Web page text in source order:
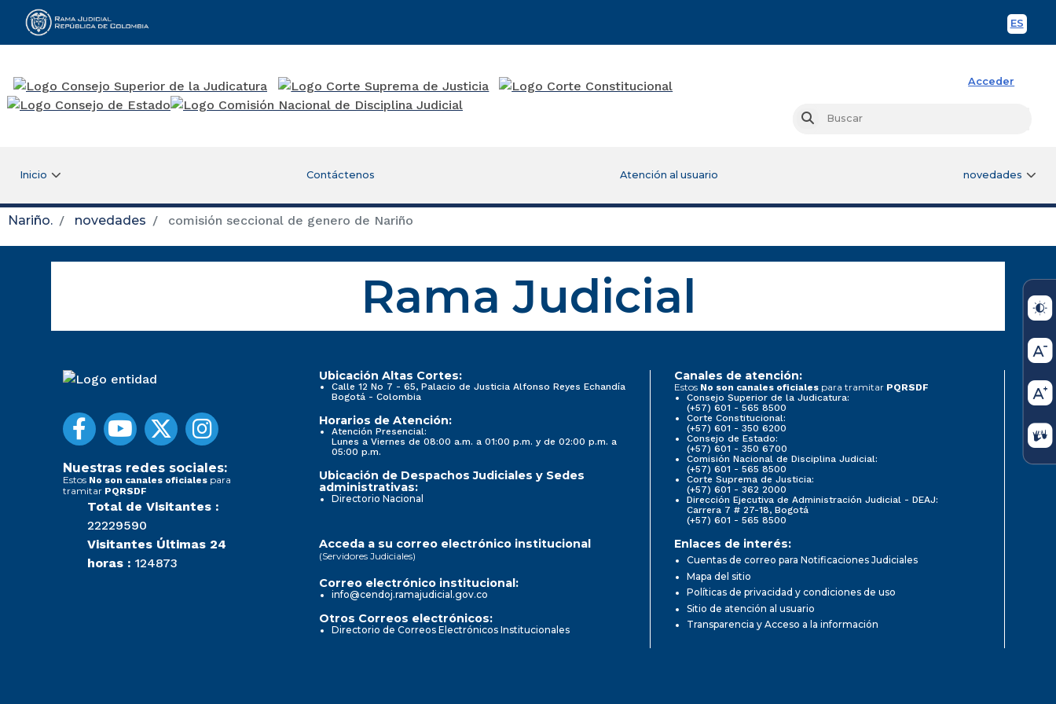
ES
Rama Judicial
Acceder
Buscar
Inicio Contáctenos Atención al usuario novedades
Nariño. novedades comisión seccional de genero de Nariño
Rama Judicial
Nuestras redes sociales:
Estos No son canales oficiales para
tramitar PQRSDF
Total de Visitantes :
22229590
Visitantes Últimas 24
horas : 124873
Ubicación Altas Cortes:
Calle 12 No 7 - 65, Palacio de Justicia Alfonso Reyes Echandía
Bogotá - Colombia
Horarios de Atención:
Atención Presencial:
Lunes a Viernes de 08:00 a.m. a 01:00 p.m. y de 02:00 p.m. a
05:00 p.m.
Ubicación de Despachos Judiciales y Sedes
administrativas:
Directorio Nacional
Canales de atención:
Estos No son canales oficiales para tramitar PQRSDF
Consejo Superior de la Judicatura:
(+57) 601 - 565 8500
Corte Constitucional:
(+57) 601 - 350 6200
Consejo de Estado:
(+57) 601 - 350 6700
Comisión Nacional de Disciplina Judicial:
(+57) 601 - 565 8500
Corte Suprema de Justicia:
(+57) 601 - 362 2000
Dirección Ejecutiva de Administración Judicial - DEAJ:
Carrera 7 # 27-18, Bogotá
(+57) 601 - 565 8500
Acceda a su correo electrónico institucional
(Servidores Judiciales)
Correo electrónico institucional:
info@cendoj.ramajudicial.gov.co
Otros Correos electrónicos:
Directorio de Correos Electrónicos Institucionales
Enlaces de interés:
Cuentas de correo para Notificaciones Judiciales
Mapa del sitio
Políticas de privacidad y condiciones de uso
Sitio de atención al usuario
Transparencia y Acceso a la información